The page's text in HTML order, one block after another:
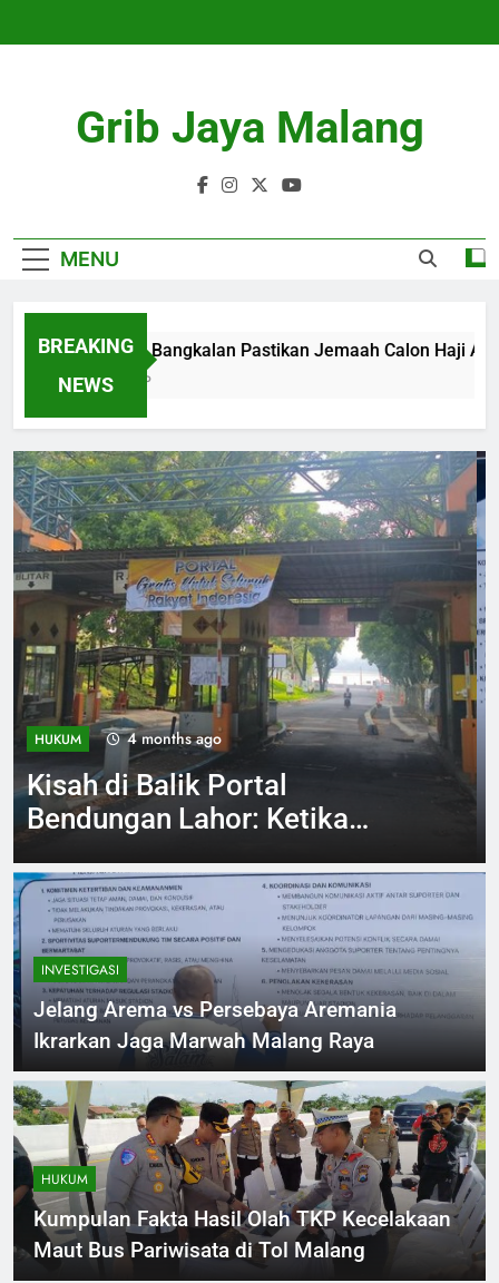
Grib Jaya Malang
MENU
BREAKING
NEWS
Kemenhaj Bangkalan Pastikan Jemaah Calon Haji Aman
4 Months Ago
INVESTIGASI 4 months ago
Jelang Arema vs Persebaya
Aremania Ikrarkan Jaga
INVESTIGASI
Jelang Arema vs Persebaya Aremania
Ikrarkan Jaga Marwah Malang Raya
HUKUM
Kumpulan Fakta Hasil Olah TKP Kecelakaan
Maut Bus Pariwisata di Tol Malang